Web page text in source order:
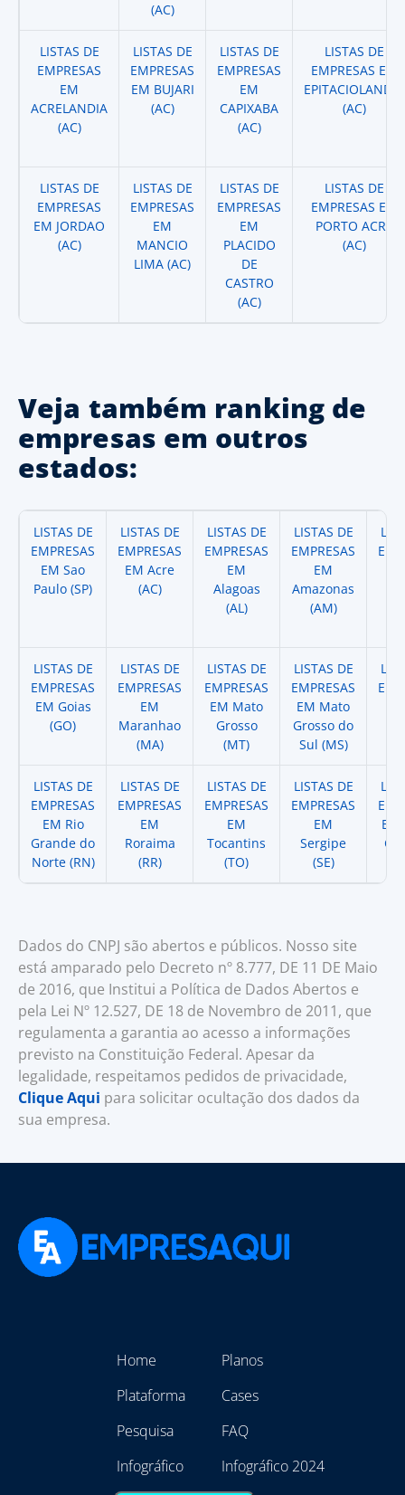
(AC)
LISTAS DE
EMPRESAS
EM
ACRELANDIA
(AC)
LISTAS DE
EMPRESAS
EM BUJARI
(AC)
LISTAS DE
EMPRESAS
EM
CAPIXABA
(AC)
LISTAS DE
EMPRESAS EM
EPITACIOLANDIA
(AC)
LISTAS DE
EMPRESAS
EM JORDAO
(AC)
LISTAS DE
EMPRESAS
EM
MANCIO
LIMA (AC)
LISTAS DE
EMPRESAS
EM
PLACIDO
DE
CASTRO
(AC)
LISTAS DE
EMPRESAS EM
PORTO ACRE
(AC)
Veja também ranking de
empresas em outros
estados:
LISTAS DE
EMPRESAS
EM Sao
Paulo (SP)
LISTAS DE
EMPRESAS
EM Acre
(AC)
LISTAS DE
EMPRESAS
EM
Alagoas
(AL)
LISTAS DE
EMPRESAS
EM
Amazonas
(AM)
LISTAS DE
EMPRESAS
EM Goias
(GO)
LISTAS DE
EMPRESAS
EM
Maranhao
(MA)
LISTAS DE
EMPRESAS
EM Mato
Grosso
(MT)
LISTAS DE
EMPRESAS
EM Mato
Grosso do
Sul (MS)
LISTAS DE
EMPRESAS
EM Rio
Grande do
Norte (RN)
LISTAS DE
EMPRESAS
EM
Roraima
(RR)
LISTAS DE
EMPRESAS
EM
Tocantins
(TO)
LISTAS DE
EMPRESAS
EM
Sergipe
(SE)
EM
Dados do CNPJ são abertos e públicos. Nosso site
está amparado pelo Decreto nº 8.777, DE 11 DE Maio
de 2016, que Institui a Política de Dados Abertos e
pela Lei Nº 12.527, DE 18 de Novembro de 2011, que
regulamenta a garantia ao acesso a informações
previsto na Constituição Federal. Apesar da
legalidade, respeitamos pedidos de privacidade,
Clique Aqui para solicitar ocultação dos dados da
sua empresa.
Home
Plataforma
Pesquisa
Infográfico
Planos
Cases
FAQ
Infográfico 2024